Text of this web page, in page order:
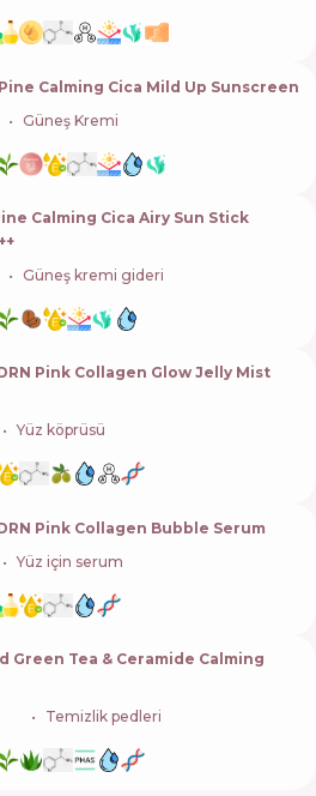
Pine Calming Cica Mild Up Sunscreen
Güneş Kremi
Calming Cica Airy Sun Stick
Güneş kremi gideri
Pink Collagen Glow Jelly Mist
Yüz köprüsü
Pink Collagen Bubble Serum
Yüz için serum
Green Tea & Ceramide Calming
Temizlik pedleri